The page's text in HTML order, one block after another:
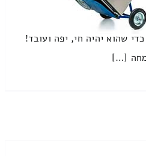
שהוא יהיה חי, יפה ועובד!
[…]